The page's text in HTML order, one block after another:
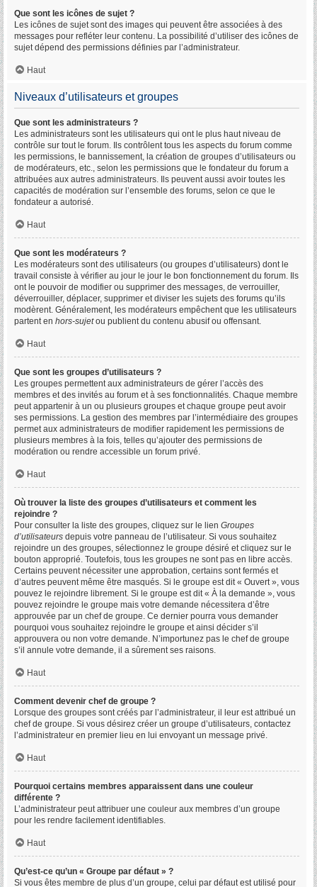
Que sont les icônes de sujet ?
Les icônes de sujet sont des images qui peuvent être associées à des
messages pour refléter leur contenu. La possibilité d’utiliser des icônes de
sujet dépend des permissions définies par l’administrateur.
Haut
Niveaux d’utilisateurs et groupes
Que sont les administrateurs ?
Les administrateurs sont les utilisateurs qui ont le plus haut niveau de
contrôle sur tout le forum. Ils contrôlent tous les aspects du forum comme
les permissions, le bannissement, la création de groupes d’utilisateurs ou
de modérateurs, etc., selon les permissions que le fondateur du forum a
attribuées aux autres administrateurs. Ils peuvent aussi avoir toutes les
capacités de modération sur l’ensemble des forums, selon ce que le
fondateur a autorisé.
Haut
Que sont les modérateurs ?
Les modérateurs sont des utilisateurs (ou groupes d’utilisateurs) dont le
travail consiste à vérifier au jour le jour le bon fonctionnement du forum. Ils
ont le pouvoir de modifier ou supprimer des messages, de verrouiller,
déverrouiller, déplacer, supprimer et diviser les sujets des forums qu’ils
modèrent. Généralement, les modérateurs empêchent que les utilisateurs
partent en hors-sujetou publient du contenu abusif ou offensant.
Haut
Que sont les groupes d’utilisateurs ?
Les groupes permettent aux administrateurs de gérer l’accès des
membres et des invités au forum et à ses fonctionnalités. Chaque membre
peut appartenir à un ou plusieurs groupes et chaque groupe peut avoir
ses permissions. La gestion des membres par l’intermédiaire des groupes
permet aux administrateurs de modifier rapidement les permissions de
plusieurs membres à la fois, telles qu’ajouter des permissions de
modération ou rendre accessible un forum privé.
Haut
Où trouver la liste des groupes d’utilisateurs et comment les
rejoindre ?
Pour consulter la liste des groupes, cliquez sur le lien Groupes
d’utilisateurs depuis votre panneau de l’utilisateur. Si vous souhaitez
rejoindre un des groupes, sélectionnez le groupe désiré et cliquez sur le
bouton approprié. Toutefois, tous les groupes ne sont pas en libre accès.
Certains peuvent nécessiter une approbation, certains sont fermés et
d’autres peuvent même être masqués. Si le groupe est dit « Ouvert », vous
pouvez le rejoindre librement. Si le groupe est dit « À la demande », vous
pouvez rejoindre le groupe mais votre demande nécessitera d’être
approuvée par un chef de groupe. Ce dernier pourra vous demander
pourquoi vous souhaitez rejoindre le groupe et ainsi décider s’il
approuvera ou non votre demande. N’importunez pas le chef de groupe
s’il annule votre demande, il a sûrement ses raisons.
Haut
Comment devenir chef de groupe ?
Lorsque des groupes sont créés par l’administrateur, il leur est attribué un
chef de groupe. Si vous désirez créer un groupe d’utilisateurs, contactez
l’administrateur en premier lieu en lui envoyant un message privé.
Haut
Pourquoi certains membres apparaissent dans une couleur
différente ?
L’administrateur peut attribuer une couleur aux membres d’un groupe
pour les rendre facilement identifiables.
Haut
Qu’est-ce qu’un « Groupe par défaut » ?
Si vous êtes membre de plus d’un groupe, celui par défaut est utilisé pour